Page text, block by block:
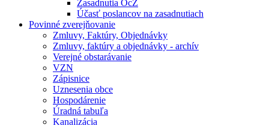
Zasadnutia OcZ
Účasť poslancov na zasadnutiach
Povinné zverejňovanie
Zmluvy, Faktúry, Objednávky
Zmluvy, faktúry a objednávky - archív
Verejné obstarávanie
VZN
Zápisnice
Uznesenia obce
Hospodárenie
Úradná tabuľa
Kanalizácia